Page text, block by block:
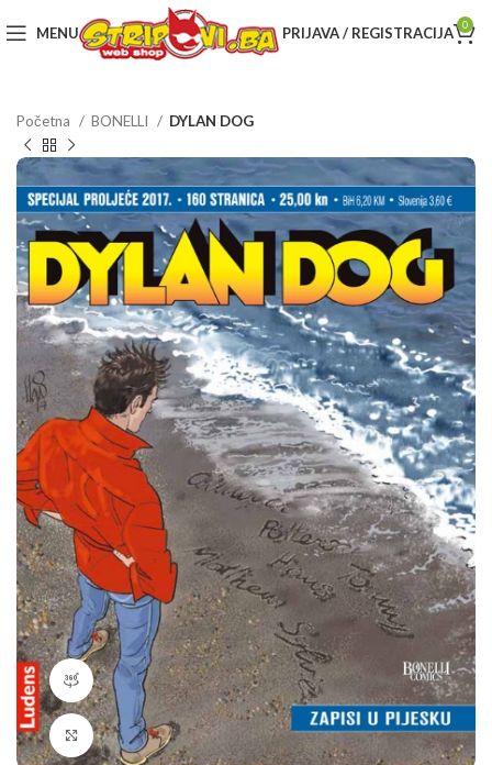
MENU PRIJAVA / REGISTRACIJA 0
Početna BONELLI DYLAN DOG
360 product view
Klikni da povečaš